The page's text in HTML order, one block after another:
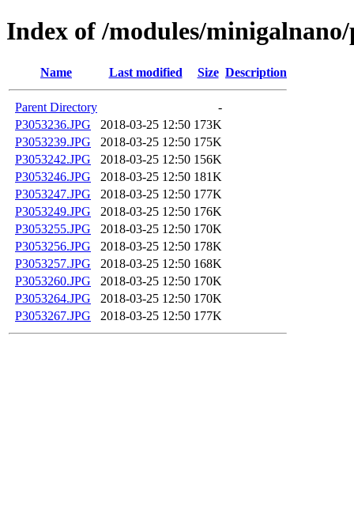
Index of /modules/
Name Last modified Size Description
Parent Directory
-
P3053236.JPG
2018-03-25 12:50 173K
P3053239.JPG
2018-03-25 12:50 175K
P3053242.JPG
2018-03-25 12:50 156K
P3053246.JPG
2018-03-25 12:50 181K
P3053247.JPG
2018-03-25 12:50 177K
P3053249.JPG
2018-03-25 12:50 176K
P3053255.JPG
2018-03-25 12:50 170K
P3053256.JPG
2018-03-25 12:50 178K
P3053257.JPG
2018-03-25 12:50 168K
P3053260.JPG
2018-03-25 12:50 170K
P3053264.JPG
2018-03-25 12:50 170K
P3053267.JPG
2018-03-25 12:50 177K